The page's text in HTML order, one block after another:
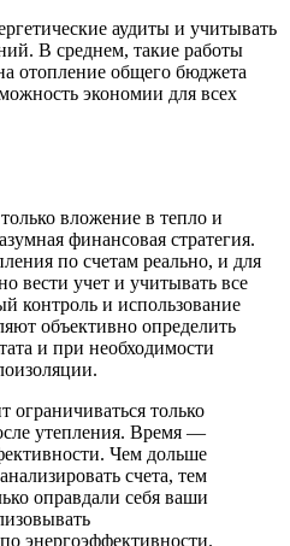
аудиты и учитывать
В среднем, такие работы
отопление общего бюджета
экономии для всех
вложение в тепло и
финансовая стратегия.
по счетам реально, и для
вести учет и учитывать все
контроль и использование
объективно определить
и при необходимости
ограничиваться только
утепления. Время —
Чем дольше
счета, тем
оправдали себя ваши
энергоэффективности.